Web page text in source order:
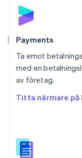
Payments
Ta emot
med en
av företag.
Titta närmare på
Portugal
Português
English
DeutschFrançais
Singapore
English简体中文
English
Español
Storbritannien